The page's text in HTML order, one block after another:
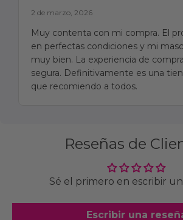
2 de marzo, 2026
Muy contenta con mi compra. El
en perfectas condiciones y mi
muy bien. La experiencia de
segura. Definitivamente es una
que recomiendo a todos.
Reseñas de
Sé el primero en escribir
Escribir una